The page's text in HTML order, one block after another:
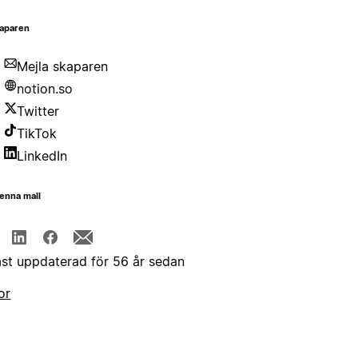
Mejla skaparen
notion.so
Twitter
TikTok
LinkedIn
mall
uppdaterad för 56 år sedan